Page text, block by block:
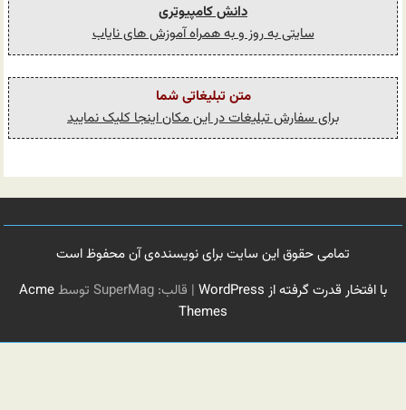
دانش کامپیوتری
سایتی به روز و به همراه آموزش های نایاب
متن تبلیغاتی شما
برای سفارش تبلیغات در این مکان اینجا کلیک نمایید
تمامی حقوق این سایت برای نویسنده‌ی آن محفوظ است
با افتخار قدرت گرفته از WordPress
| قالب: SuperMag توسط
Acme
Themes